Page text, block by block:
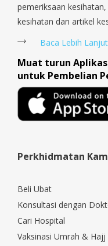
pemeriksaan
kesihatan dan artikel
Baca Lebih Lanjut
Muat turun
untuk Pembelian
Perkhidmatan
Beli Ubat
Konsultasi dengan
Cari Hospital
Vaksinasi Umrah & Hajj